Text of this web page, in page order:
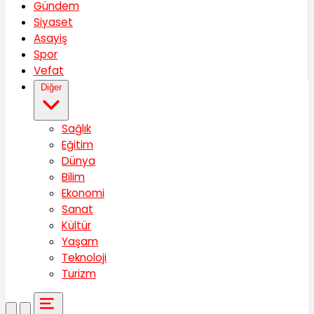
Gündem
Siyaset
Asayiş
Spor
Vefat
Diğer
Sağlık
Eğitim
Dünya
Bilim
Ekonomi
Sanat
Kültür
Yaşam
Teknoloji
Turizm